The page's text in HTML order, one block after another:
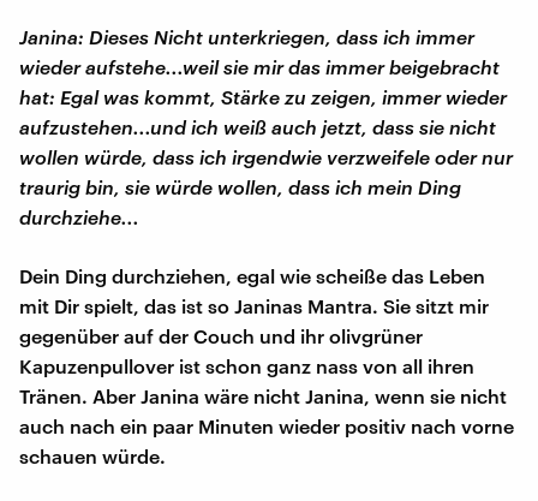
Janina: Dieses Nicht unterkriegen, dass ich immer
wieder aufstehe...weil sie mir das immer beigebracht
hat: Egal was kommt, Stärke zu zeigen, immer wieder
aufzustehen...und ich weiß auch jetzt, dass sie nicht
wollen würde, dass ich irgendwie verzweifele oder nur
traurig bin, sie würde wollen, dass ich mein Ding
durchziehe...
Dein Ding durchziehen, egal wie scheiße das Leben
mit Dir spielt, das ist so Janinas Mantra. Sie sitzt mir
gegenüber auf der Couch und ihr olivgrüner
Kapuzenpullover ist schon ganz nass von all ihren
Tränen. Aber Janina wäre nicht Janina, wenn sie nicht
auch nach ein paar Minuten wieder positiv nach vorne
schauen würde.